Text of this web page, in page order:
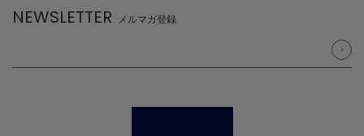
NEWSLETTER メルマガ登録